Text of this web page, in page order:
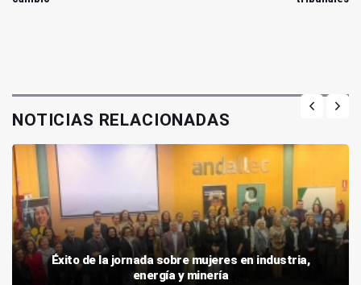
NOTICIAS RELACIONADAS
Éxito de la jornada sobre mujeres en industria,
energía y minería